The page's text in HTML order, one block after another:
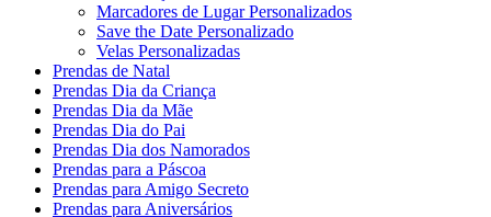
Marcadores de Lugar Personalizados
Save the Date Personalizado
Velas Personalizadas
Prendas de Natal
Prendas Dia da Criança
Prendas Dia da Mãe
Prendas Dia do Pai
Prendas Dia dos Namorados
Prendas para a Páscoa
Prendas para Amigo Secreto
Prendas para Aniversários